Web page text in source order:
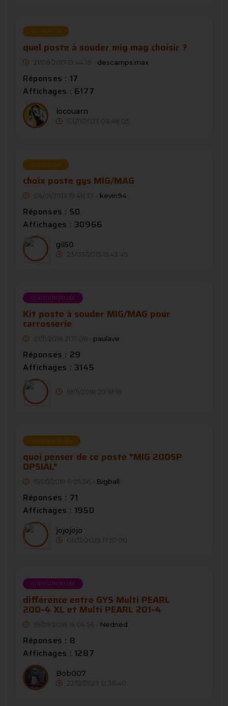
RECHERCHE
quel poste à souder mig mag choisir ?
21/08/2017 19:44:18 - descamps.max
Réponses : 17
Affichages : 6177
locouarn
03/11/2023 08:46:05
RECHERCHE
choix poste gys MIG/MAG
04/01/2013 19:48:37 - kevin94
Réponses : 50
Affichages : 30966
gil50
23/03/2013 15:43:49
QUESTION POSÉE
Kit poste à souder MIG/MAG pour
carrosserie
01/11/2018 21:17:06 - paulave
Réponses : 29
Affichages : 3145
18/11/2018 20:18:16
DEMANDE D’AIDE
quoi penser de ce poste "MIG 200SP
OPSIAL"
15/05/2019 11:05:36 - Bigball
Réponses : 71
Affichages : 1950
jojojojo
06/12/2023 17:57:00
QUESTION POSÉE
différence entre GYS Multi PEARL
200-4 XL et Multi PEARL 201-4
19/09/2018 14:04:56 - Nedned
Réponses : 8
Affichages : 1287
Bob007
22/12/2023 12:36:40